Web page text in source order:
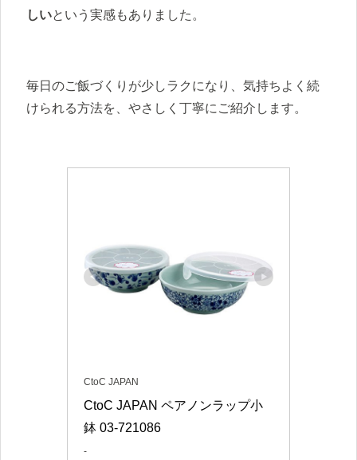
しいという実感もありました。
毎日のご飯づくりが少しラクになり、気持ちよく続
けられる方法を、やさしく丁寧にご紹介します。
CtoC JAPAN
CtoC JAPAN ペアノンラップ小
鉢 03-721086
-